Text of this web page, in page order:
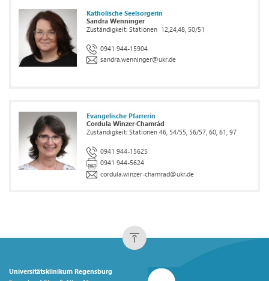
Katholische Seelsorgerin
Sandra Wenninger
Zuständigkeit: Stationen 12,24,48, 50/51
0941 944-15904
sandra.wenninger@ukr.de
Evangelische Pfarrerin
Cordula Winzer-Chamrád
Zuständigkeit: Stationen 46, 54/55, 56/57, 60, 61, 97
0941 944-15625
0941 944-5624
cordula.winzer-chamrad@ukr.de
Universitätsklinikum Regensburg